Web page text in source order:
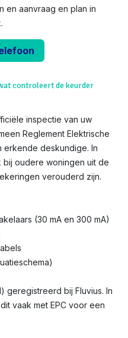
en aanvraag en plan in
controleert de keurder
inspectie van uw
Reglement Elektrische
erkende deskundige. In
oudere woningen uit de
verouderd zijn.
(30 mA en 300 mA)
geregistreerd bij Fluvius. In
vaak met EPC voor een